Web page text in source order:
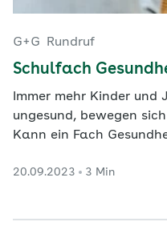
G+G Rundruf
Schulfach
Immer mehr Kinder und
ungesund, bewegen
Kann ein Fach
integriert werden?
20.09.2023 3 Min